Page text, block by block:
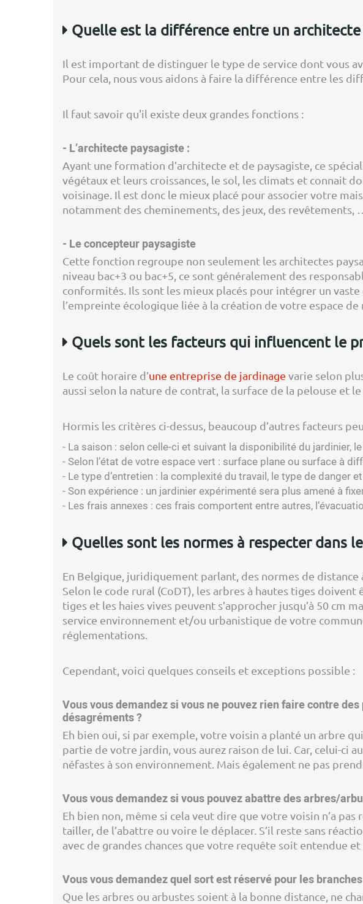
Quelle est la différence entre un
Il est important de distinguer le type de service dont vous
Pour cela, nous vous aidons à faire la différence entre les
Il faut savoir qu'il existe deux grandes fonctions :
- L’architecte paysagiste :
Ayant une formation d’architecte et de paysagiste, ce
végétaux et leurs croissances, le sol, les climats et connait
voisinage. Il est donc le mieux placé pour associer votre
notamment des cheminements, des jeux, des revêtements, …
- Le concepteur paysagiste
Cette fonction regroupe non seulement les architectes
niveau bac+3 ou bac+5, ce sont généralement des
conformités. Ils sont les mieux placés pour intégrer un
l’empreinte écologique liée à la création de votre espace de
Quels sont les facteurs qui influencent le
Le coût horaire d’une entreprise de jardinage varie selon
aussi selon la nature de contrat, la surface de la pelouse et
Hormis les critères ci-dessus, beaucoup d’autres facteurs
- La saison : selon celle-ci et suivant la disponibilité du jardinier,
- Selon l’état de votre espace vert : surface plane ou surface à
- Le type d’entretien : la complexité du travail, le type de danger
- Son expérience : un jardinier expérimenté sera plus amené à
- Les frais annexes : ces frais comportent entre autres,
Quelles sont les normes à respecter dans
En Belgique, juridiquement parlant, des normes de
Selon le code rural (CoDT), les arbres à hautes tiges
tiges et les haies vives peuvent s’approcher jusqu’à 50 cm
service environnement et/ou urbanistique de votre
réglementations.
Cependant, voici quelques conseils et exceptions possible :
Vous vous demandez si vous ne pouvez rien faire contre
désagréments ?
Eh bien oui, si par exemple, votre voisin a planté un arbre
partie de votre jardin, vous aurez raison de lui. Car, celui-ci
néfastes à son environnement. Mais également ne pas
Vous vous demandez si vous pouvez abattre des arbres/
Eh bien non, même si cela veut dire que votre voisin n’a
tailler, de l’abattre ou voire le déplacer. S’il reste sans
avec de grandes chances que votre requête soit entendue
Vous vous demandez quel sort est réservé pour les
Que les arbres ou arbustes soient à la bonne distance, ne